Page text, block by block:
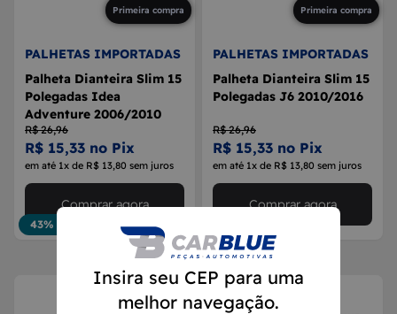
Insira seu CEP para uma
melhor navegação.
Primeira compra
PALHETAS IMPORTADAS
Palheta Dianteira Slim 15
Polegadas Idea
Adventure 2006/2010
R$ 26,96
R$ 15,33 no Pix
em até 1x de R$ 13,80 sem juros
43% OFF
Comprar agora
Primeira compra
PALHETAS IMPORTADAS
Palheta Dianteira Slim 15
Polegadas J6 2010/2016
R$ 26,96
R$ 15,33 no Pix
em até 1x de R$ 13,80 sem juros
Comprar agora